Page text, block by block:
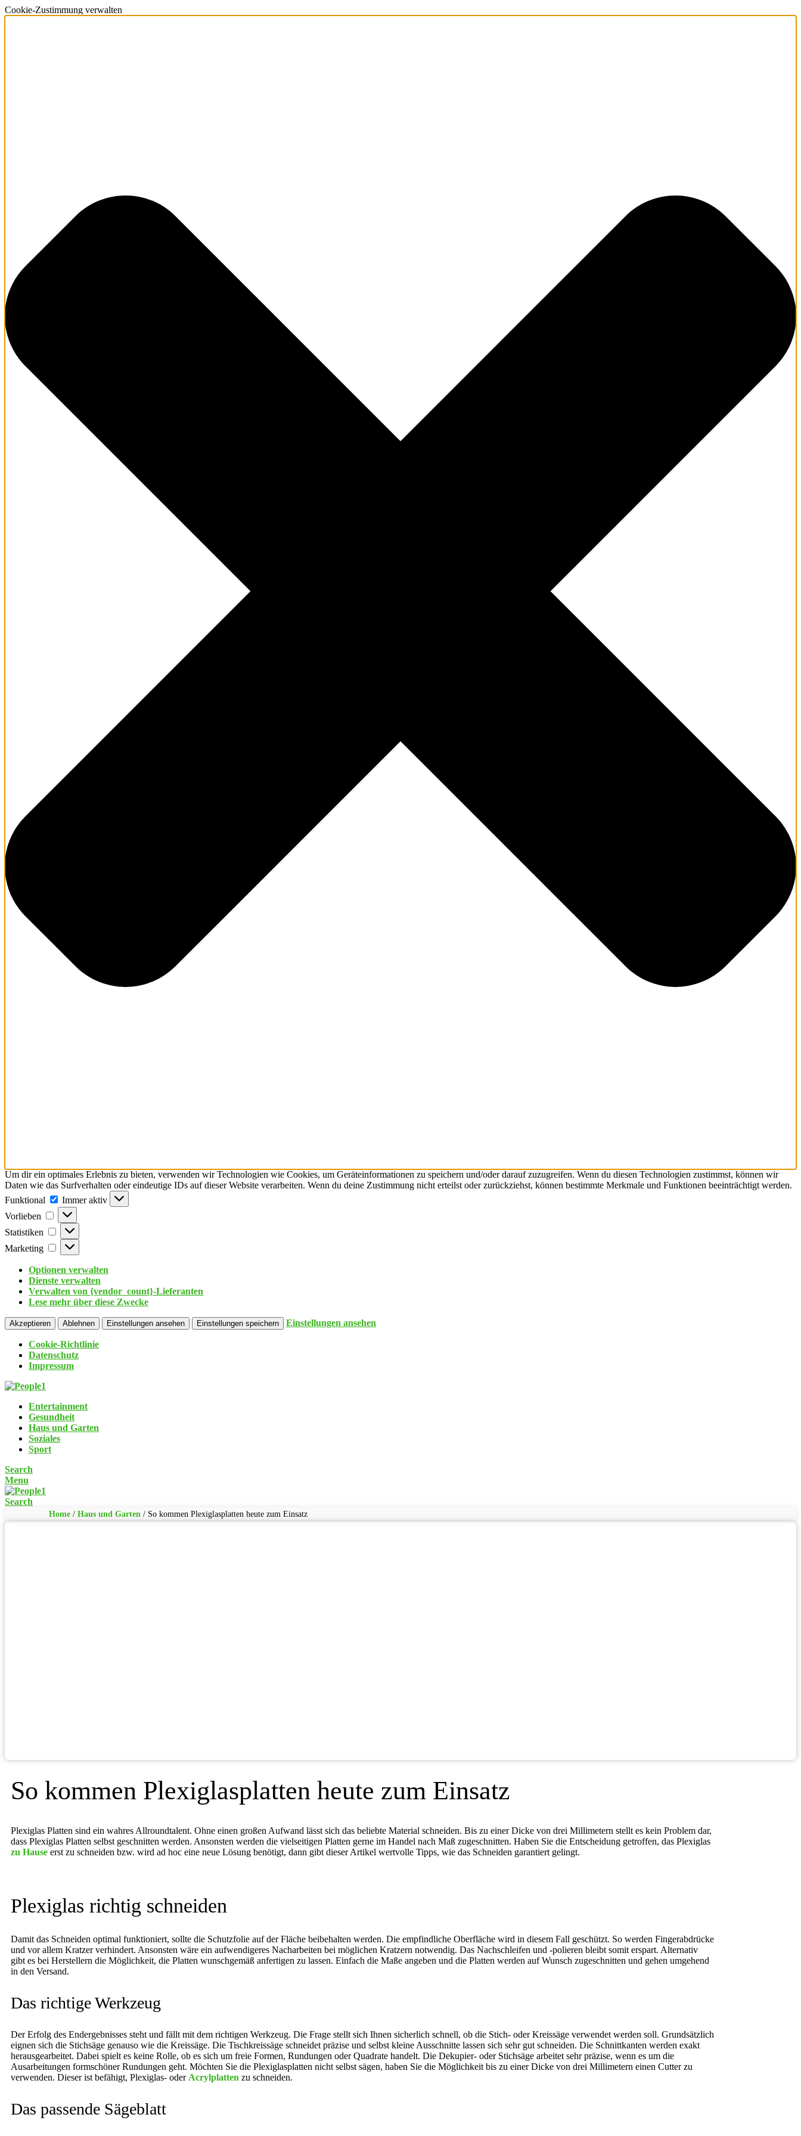
Cookie-Zustimmung verwalten
Um dir ein optimales Erlebnis zu bieten, verwenden wir Technologien wie Cookies, um Geräteinformationen zu speichern und/oder darauf zuzugreifen. Wenn du diesen Technologien zustimmst, können wir
Daten wie das Surfverhalten oder eindeutige IDs auf dieser Website verarbeiten. Wenn du deine Zustimmung nicht erteilst oder zurückziehst, können bestimmte Merkmale und Funktionen beeinträchtigt werden.
Funktional
Immer aktiv
Vorlieben
Statistiken
Marketing
Optionen verwalten
Dienste verwalten
Verwalten von {vendor_count}-Lieferanten
Lese mehr über diese Zwecke
Akzeptieren Ablehnen Einstellungen ansehen Einstellungen speichern Einstellungen ansehen
Cookie-Richtlinie
Datenschutz
Impressum
Entertainment
Gesundheit
Haus und Garten
Soziales
Sport
Search
Menu
Search
Home / Haus und Garten / So kommen Plexiglasplatten heute zum Einsatz
So kommen Plexiglasplatten heute zum Einsatz
Plexiglas Platten sind ein wahres Allroundtalent. Ohne einen großen Aufwand lässt sich das beliebte Material schneiden. Bis zu einer Dicke von drei Millimetern stellt es kein Problem dar,
dass Plexiglas Platten selbst geschnitten werden. Ansonsten werden die vielseitigen Platten gerne im Handel nach Maß zugeschnitten. Haben Sie die Entscheidung getroffen, das Plexiglas
zu Hause erst zu schneiden bzw. wird ad hoc eine neue Lösung benötigt, dann gibt dieser Artikel wertvolle Tipps, wie das Schneiden garantiert gelingt.
Plexiglas richtig schneiden
Damit das Schneiden optimal funktioniert, sollte die Schutzfolie auf der Fläche beibehalten werden. Die empfindliche Oberfläche wird in diesem Fall geschützt. So werden Fingerabdrücke
und vor allem Kratzer verhindert. Ansonsten wäre ein aufwendigeres Nacharbeiten bei möglichen Kratzern notwendig. Das Nachschleifen und -polieren bleibt somit erspart. Alternativ
gibt es bei Herstellern die Möglichkeit, die Platten wunschgemäß anfertigen zu lassen. Einfach die Maße angeben und die Platten werden auf Wunsch zugeschnitten und gehen umgehend
in den Versand.
Das richtige Werkzeug
Der Erfolg des Endergebnisses steht und fällt mit dem richtigen Werkzeug. Die Frage stellt sich Ihnen sicherlich schnell, ob die Stich- oder Kreissäge verwendet werden soll. Grundsätzlich
eignen sich die Stichsäge genauso wie die Kreissäge. Die Tischkreissäge schneidet präzise und selbst kleine Ausschnitte lassen sich sehr gut schneiden. Die Schnittkanten werden exakt
herausgearbeitet. Dabei spielt es keine Rolle, ob es sich um freie Formen, Rundungen oder Quadrate handelt. Die Dekupier- oder Stichsäge arbeitet sehr präzise, wenn es um die
Ausarbeitungen formschöner Rundungen geht. Möchten Sie die Plexiglasplatten nicht selbst sägen, haben Sie die Möglichkeit bis zu einer Dicke von drei Millimetern einen Cutter zu
verwenden. Dieser ist befähigt, Plexiglas- oder Acrylplatten zu schneiden.
Das passende Sägeblatt